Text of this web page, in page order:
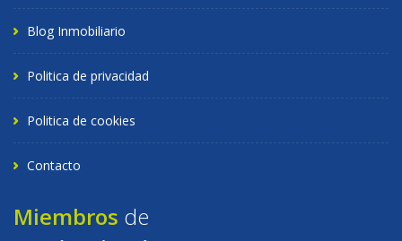
Blog Inmobiliario
Politica de privacidad
Politica de cookies
Contacto
Miembros de